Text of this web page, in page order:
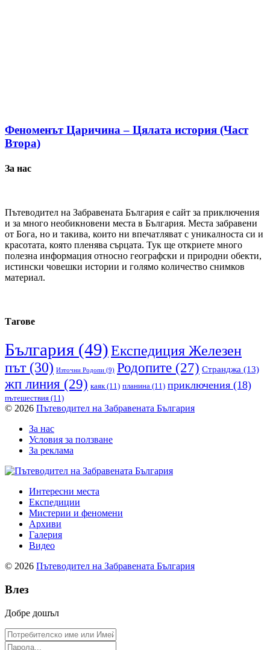
Феноменът Царичина – Цялата история (Част
Втора)
За нас
Пътеводител на Забравената България е сайт за приключения
и за много необикновени места в България. Места забравени
от Бога, но и такива, които ни впечатляват с уникалноста си и
красотата, която пленява сърцата. Тук ще откриете много
полезна информация относно географски и природни обекти,
истински човешки истории и голямо количество снимков
материал.
Тагове
България (49)Експедиция Железен
път(30) Източни Родопи (9) Родопите (27) Странджа (13)
жп линия (29) каяк(11) планина (11) приключения (18)
пътешествия (11)
© 2026 Пътеводител на Забравената България
За нас
Условия за ползване
За реклама
Интересни места
Експедиции
Мистерии и феномени
Архиви
Галерия
Видео
© 2026 Пътеводител на Забравената България
Влез
Добре дошъл